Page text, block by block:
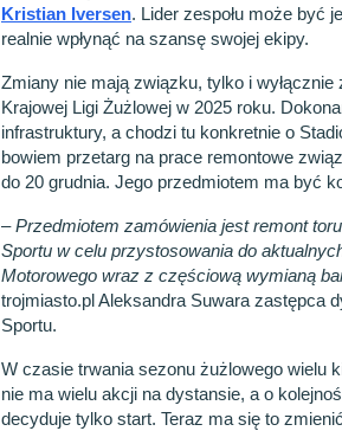
Kristian Iversen. Lider zespołu może być
realnie wpłynąć na szansę swojej ekipy.
Zmiany nie mają związku, tylko i
Krajowej Ligi Żużlowej w 2025 roku.
infrastruktury, a chodzi tu konkretnie o
bowiem przetarg na prace remontowe
do 20 grudnia. Jego przedmiotem ma być
– Przedmiotem zamówienia jest remont
Sportu w celu przystosowania do
Motorowego wraz z częściową wymianą
trojmiasto.pl Aleksandra Suwara zastępca
Sportu.
W czasie trwania sezonu żużlowego wielu
nie ma wielu akcji na dystansie, a o
decyduje tylko start. Teraz ma się to